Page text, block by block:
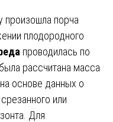
произошла порча
плодородного
проводилась по
рассчитана масса
основе данных о
или
Для